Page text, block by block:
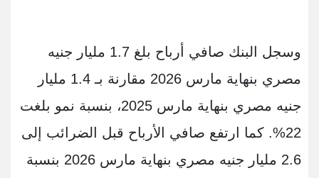
وسجل البنك صافي أرباح بلغ 1.7 مليار جنيه
مصري بنهاية مارس 2026 مقارنة بـ 1.4 مليار
جنيه مصري بنهاية مارس 2025، بنسبة نمو بلغت
22%. كما ارتفع صافي الأرباح قبل الضرائب إلى
2.6 مليار جنيه مصري بنهاية مارس 2026 بنسبة